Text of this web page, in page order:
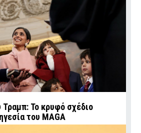
Τραμπ: Το κρυφό σχέδιο
του MAGA